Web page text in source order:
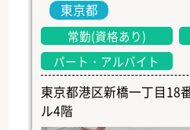
東京都
常勤(資格あり)
パート・アルバイト
東京都港区新橋一丁目18
ル4階